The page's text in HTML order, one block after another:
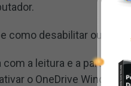
como desabilitar ou
com a leitura e a parte
o OneDrive